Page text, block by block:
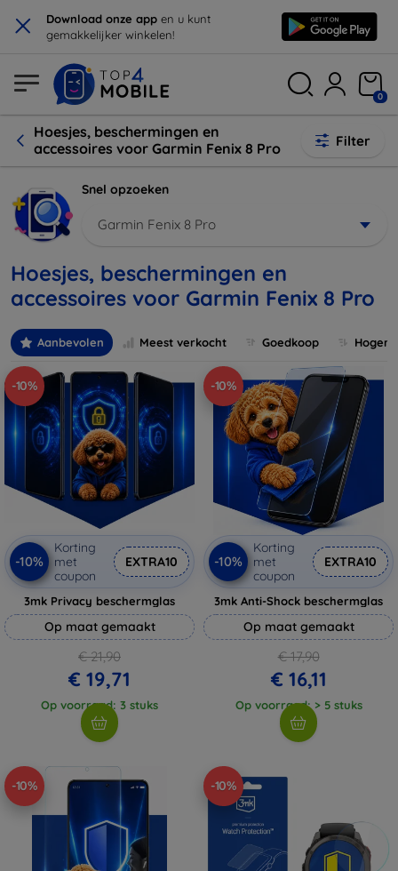
× Download onze app en u kunt
gemakkelijker winkelen!
0
Hoesjes, beschermingen en
accessoires voor Garmin Fenix 8 Pro
Filter
Snel opzoeken
Garmin Fenix 8 Pro
Hoesjes, beschermingen en
accessoires voor Garmin Fenix 8 Pro
Aanbevolen Meest verkocht Goedkoop
-10%
-10%
Korting
met
coupon
EXTRA10
3mk Privacy beschermglas
Op maat gemaakt
€ 21,90
€ 19,71
Op voorraad: 3 stuks
-10%
-10%
Korting
met
coupon
EXTRA10
3mk Anti-Shock beschermglas
Op maat gemaakt
€ 17,90
€ 16,11
Op voorraad: > 5 stuks
-10% -10%